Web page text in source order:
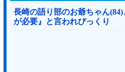
長崎の語り部のお爺ちゃん
が必要』と言われびっくり